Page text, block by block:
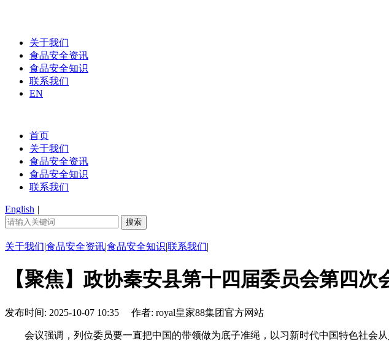
关于我们
食品安全资讯
食品安全知识
联系我们
EN
首页
关于我们
食品安全资讯
食品安全知识
联系我们
English |
关于我们|食品安全资讯|食品安全知识|联系我们|
【聚焦】政协秦安县第十四届委员会第四次
发布时间: 2025-10-07 10:35 作者: royal皇家88集团官方网站
会议强调，列位委员要一直把中国的带领做为底子准绳，以习新时代中国特色社会从